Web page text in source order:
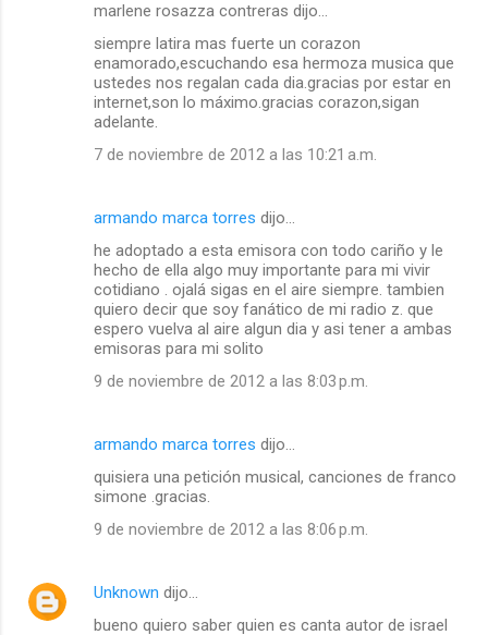
marlene rosazza contreras dijo…
siempre latira mas fuerte un corazon
enamorado,escuchando esa hermoza musica que
ustedes nos regalan cada dia.gracias por estar en
internet,son lo máximo.gracias corazon,sigan
adelante.
7 de noviembre de 2012 a las 10:21 a.m.
armando marca torres dijo…
he adoptado a esta emisora con todo cariño y le
hecho de ella algo muy importante para mi vivir
cotidiano . ojalá sigas en el aire siempre. tambien
quiero decir que soy fanático de mi radio z. que
espero vuelva al aire algun dia y asi tener a ambas
emisoras para mi solito
9 de noviembre de 2012 a las 8:03 p.m.
armando marca torres dijo…
quisiera una petición musical, canciones de franco
simone .gracias.
9 de noviembre de 2012 a las 8:06 p.m.
Unknown dijo…
bueno quiero saber quien es canta autor de israel